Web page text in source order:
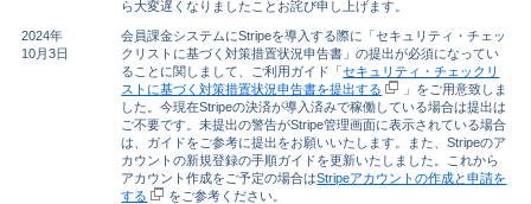
ら大変遅くなりましたことお詫び申し上げます。
2024年
10月3日
会員課金システムにStripeを導入する際に「セキュリティ・チェッ
クリストに基づく対策措置状況申告書」の提出が必須になってい
ることに関しまして、ご利用ガイド「セキュリティ・チェックリ
ストに基づく対策措置状況申告書を提出する
」をご用意致しま
した。今現在Stripeの決済が導入済みで稼働している場合は提出は
ご不要です。未提出の警告がStripe管理画面に表示されている場合
は、ガイドをご参考に提出をお願いいたします。また、Stripeのア
カウントの新規登録の手順ガイドを更新いたしました。これから
アカウント作成をご予定の場合はStripeアカウントの作成と申請を
する
をご参考ください。